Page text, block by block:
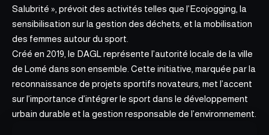
Salubrité », prévoit des activités telles que l’Ecojogging, la
sensibilisation sur la gestion des déchets, et la mobilisation
des femmes autour du sport.
Créé en 2019, le DAGL représente l’autorité locale de la ville
de Lomé dans son ensemble. Cette initiative, marquée par la
reconnaissance de projets sportifs novateurs , met l’accent
sur l’importance d’intégrer le sport dans le développement
urbain durable et la gestion responsable de l’environnement.